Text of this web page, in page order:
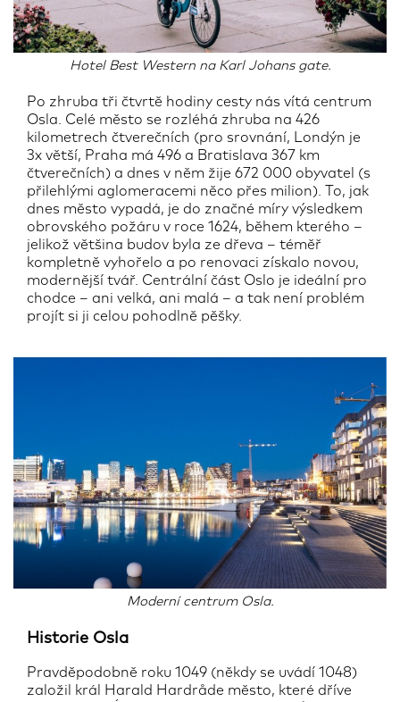
Hotel Best Western na Karl Johans gate.
Po zhruba tři čtvrtě hodiny cesty nás vítá centrum
Osla. Celé město se rozléhá zhruba na 426
kilometrech čtverečních (pro srovnání, Londýn je
3x větší, Praha má 496 a Bratislava 367 km
čtverečních) a dnes v něm žije 672 000 obyvatel (s
přilehlými aglomeracemi něco přes milion). To, jak
dnes město vypadá, je do značné míry výsledkem
obrovského požáru v roce 1624, během kterého –
jelikož většina budov byla ze dřeva – téměř
kompletně vyhořelo a po renovaci získalo novou,
modernější tvář. Centrální část Oslo je ideální pro
chodce – ani velká, ani malá – a tak není problém
projít si ji celou pohodlně pěšky.
Moderní centrum Osla.
Historie Osla
Pravděpodobně roku 1049 (někdy se uvádí 1048)
založil král Harald Hardråde město, které dříve